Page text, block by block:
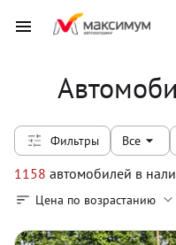
Фильтры Все
1158 автомобилей в
Цена по возрастанию